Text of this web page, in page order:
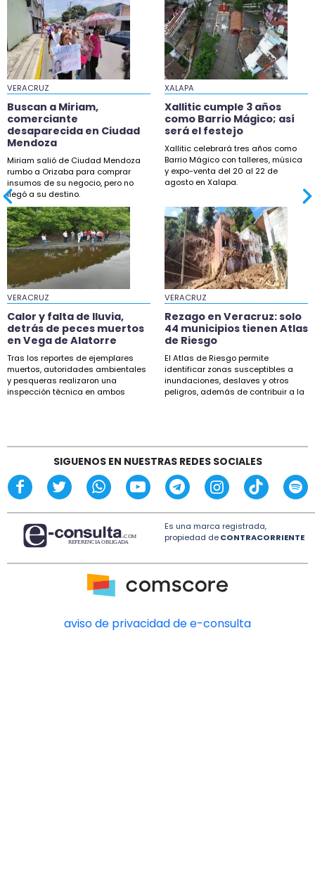
VERACRUZ
Buscan a Miriam,
comerciante
desaparecida en Ciudad
Mendoza
Miriam salió de Ciudad Mendoza
rumbo a Orizaba para comprar
insumos de su negocio, pero no
llegó a su destino.
XALAPA
Xallitic cumple 3 años
como Barrio Mágico; así
será el festejo
Xallitic celebrará tres años como
Barrio Mágico con talleres, música
y expo-venta del 20 al 22 de
agosto en Xalapa.
VERACRUZ
Calor y falta de lluvia,
detrás de peces muertos
en Vega de Alatorre
Tras los reportes de ejemplares
muertos, autoridades ambientales
y pesqueras realizaron una
inspección técnica en ambos
VERACRUZ
Rezago en Veracruz: solo
44 municipios tienen Atlas
de Riesgo
El Atlas de Riesgo permite
identificar zonas susceptibles a
inundaciones, deslaves y otros
peligros, además de contribuir a la
SIGUENOS EN NUESTRAS REDES SOCIALES
Es una marca registrada,
propiedad deCONTRACORRIENTE
aviso de privacidad de e-consulta